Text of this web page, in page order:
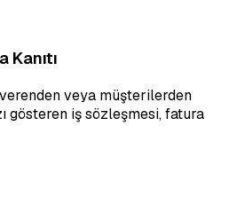
Kanıtı
veya müşterilerden
gösteren iş sözleşmesi, fatura